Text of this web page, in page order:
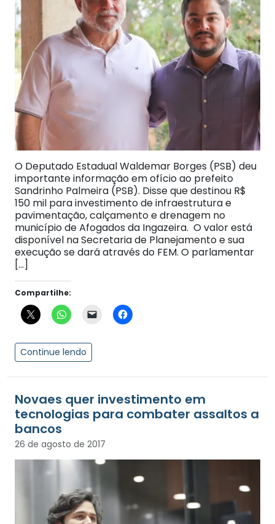
O Deputado Estadual Waldemar Borges (PSB) deu
importante informação em ofício ao prefeito
Sandrinho Palmeira (PSB). Disse que destinou R$
150 mil para investimento de infraestrutura e
pavimentação, calçamento e drenagem no
município de Afogados da Ingazeira. O valor está
disponível na Secretaria de Planejamento e sua
execução se dará através do FEM. O parlamentar
[…]
Compartilhe:
Continue lendo
Novaes quer investimento em
tecnologias para combater assaltos a
bancos
26 de agosto de 2017